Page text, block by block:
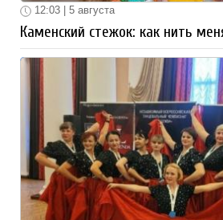
12:03 | 5 августа
Каменский стежок: как нить